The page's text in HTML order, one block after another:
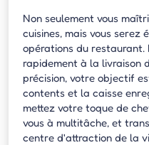
Non seulement vous
cuisines, mais vous serez
opérations du restaurant.
rapidement à la livraison
précision, votre objectif
contents et la caisse
mettez votre toque de
vous à multitâche, et
centre d'attraction de la